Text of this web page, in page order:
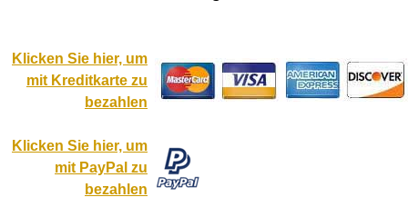
Klicken Sie hier, um
mit Kreditkarte zu
bezahlen
Klicken Sie hier, um
mit PayPal zu
bezahlen